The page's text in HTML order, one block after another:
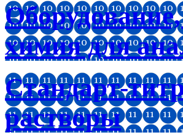
химия для
Стандарт-
растворы